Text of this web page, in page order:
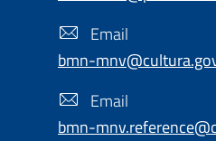
Email
bmn-
Email
bmn-